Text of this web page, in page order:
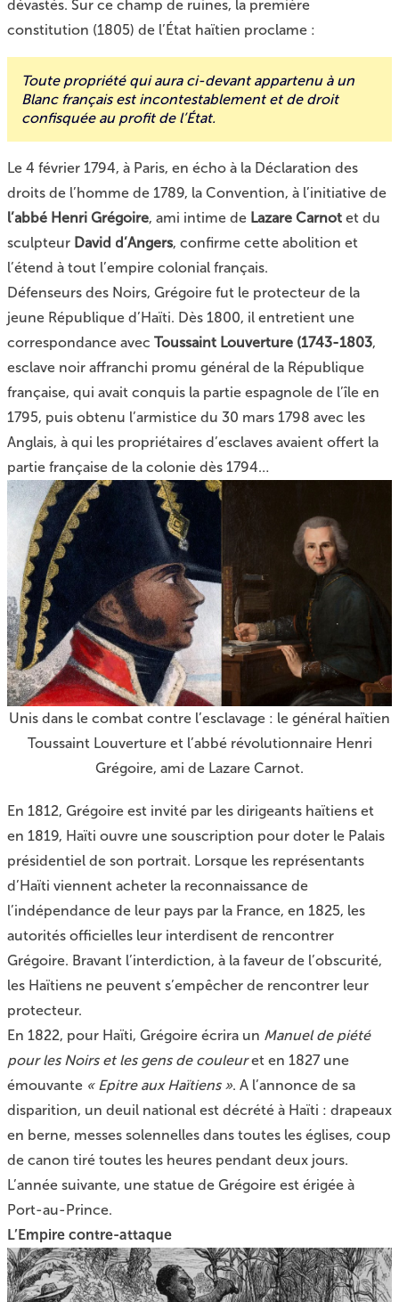
dévastés. Sur ce champ de ruines, la première
constitution (1805) de l’État haïtien proclame :
Toute propriété qui aura ci-devant appartenu à un
Blanc français est incontestablement et de droit
confisquée au profit de l’État.
Le 4 février 1794, à Paris, en écho à la Déclaration des
droits de l’homme de 1789, la Convention, à l’initiative de
l’abbé Henri Grégoire, ami intime de Lazare Carnot et du
sculpteur David d’Angers, confirme cette abolition et
l’étend à tout l’empire colonial français.
Défenseurs des Noirs, Grégoire fut le protecteur de la
jeune République d’Haïti. Dès 1800, il entretient une
correspondance avec Toussaint Louverture (1743-1803,
esclave noir affranchi promu général de la République
française, qui avait conquis la partie espagnole de l’île en
1795, puis obtenu l’armistice du 30 mars 1798 avec les
Anglais, à qui les propriétaires d’esclaves avaient offert la
partie française de la colonie dès 1794…
Unis dans le combat contre l’esclavage : le général haïtien
Toussaint Louverture et l’abbé révolutionnaire Henri
Grégoire, ami de Lazare Carnot.
En 1812, Grégoire est invité par les dirigeants haïtiens et
en 1819, Haïti ouvre une souscription pour doter le Palais
présidentiel de son portrait. Lorsque les représentants
d’Haïti viennent acheter la reconnaissance de
l’indépendance de leur pays par la France, en 1825, les
autorités officielles leur interdisent de rencontrer
Grégoire. Bravant l’interdiction, à la faveur de l’obscurité,
les Haïtiens ne peuvent s’empêcher de rencontrer leur
protecteur.
En 1822, pour Haïti, Grégoire écrira un Manuel de piété
pour les Noirs et les gens de couleuret en 1827 une
émouvante « Epitre aux Haïtiens ». A l’annonce de sa
disparition, un deuil national est décrété à Haïti : drapeaux
en berne, messes solennelles dans toutes les églises, coup
de canon tiré toutes les heures pendant deux jours.
L’année suivante, une statue de Grégoire est érigée à
Port-au-Prince.
L’Empire contre-attaque